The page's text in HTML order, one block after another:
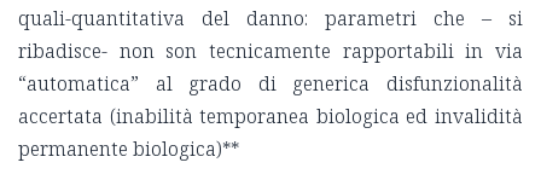
quali-quantitativa del danno: parametri che – si
ribadisce- non son tecnicamente rapportabili in via
“automatica” al grado di generica disfunzionalità
accertata (inabilità temporanea biologica ed invalidità
permanente biologica)**